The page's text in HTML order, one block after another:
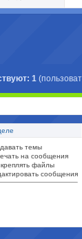
1
темы
на сообщения
файлы
сообщения